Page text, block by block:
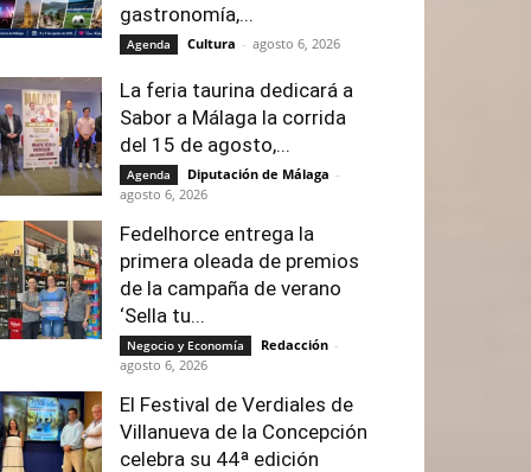
gastronomía,...
Agenda Cultura - agosto 6, 2026
La feria taurina dedicará a
Sabor a Málaga la corrida
del 15 de agosto,...
Agenda Diputación de Málaga -
agosto 6, 2026
Fedelhorce entrega la
primera oleada de premios
de la campaña de verano
‘Sella tu...
Negocio y Economía Redacción -
agosto 6, 2026
El Festival de Verdiales de
Villanueva de la Concepción
celebra su 44ª edición